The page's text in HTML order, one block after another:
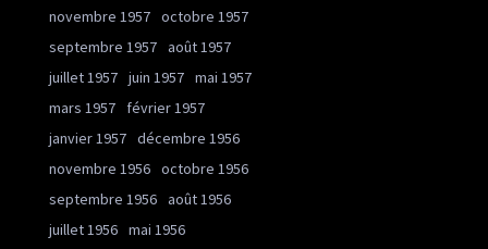
novembre 1957 octobre 1957
septembre 1957 août 1957
juillet 1957 juin 1957 mai 1957
mars 1957
février 1957
janvier 1957 décembre 1956
novembre 1956 octobre 1956
septembre 1956 août 1956
juillet 1956 mai 1956